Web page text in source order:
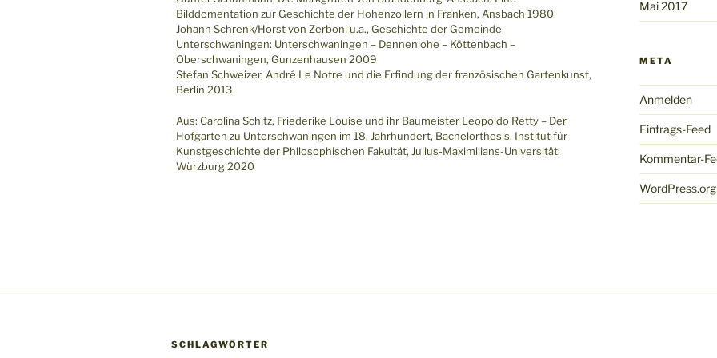
Bilddomentation zur Geschichte der Hohenzollern in Franken, Ansbach 1980
Johann Schrenk/Horst von Zerboni u.a., Geschichte der Gemeinde
Unterschwaningen: Unterschwaningen – Dennenlohe – Köttenbach –
Oberschwaningen, Gunzenhausen 2009
Stefan Schweizer, André Le Notre und die Erfindung der französischen Gartenkunst,
Berlin 2013
Aus: Carolina Schitz, Friederike Louise und ihr Baumeister Leopoldo Retty – Der
Hofgarten zu Unterschwaningen im 18. Jahrhundert, Bachelorthesis, Institut für
Kunstgeschichte der Philosophischen Fakultät, Julius-Maximilians-Universität:
Würzburg 2020
Mai 2017
META
Anmelden
Eintrags-Feed
Kommentar-
WordPress.org
SCHLAGWÖRTER